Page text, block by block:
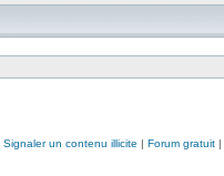
Signaler un contenu illicite | Forum gratuit|